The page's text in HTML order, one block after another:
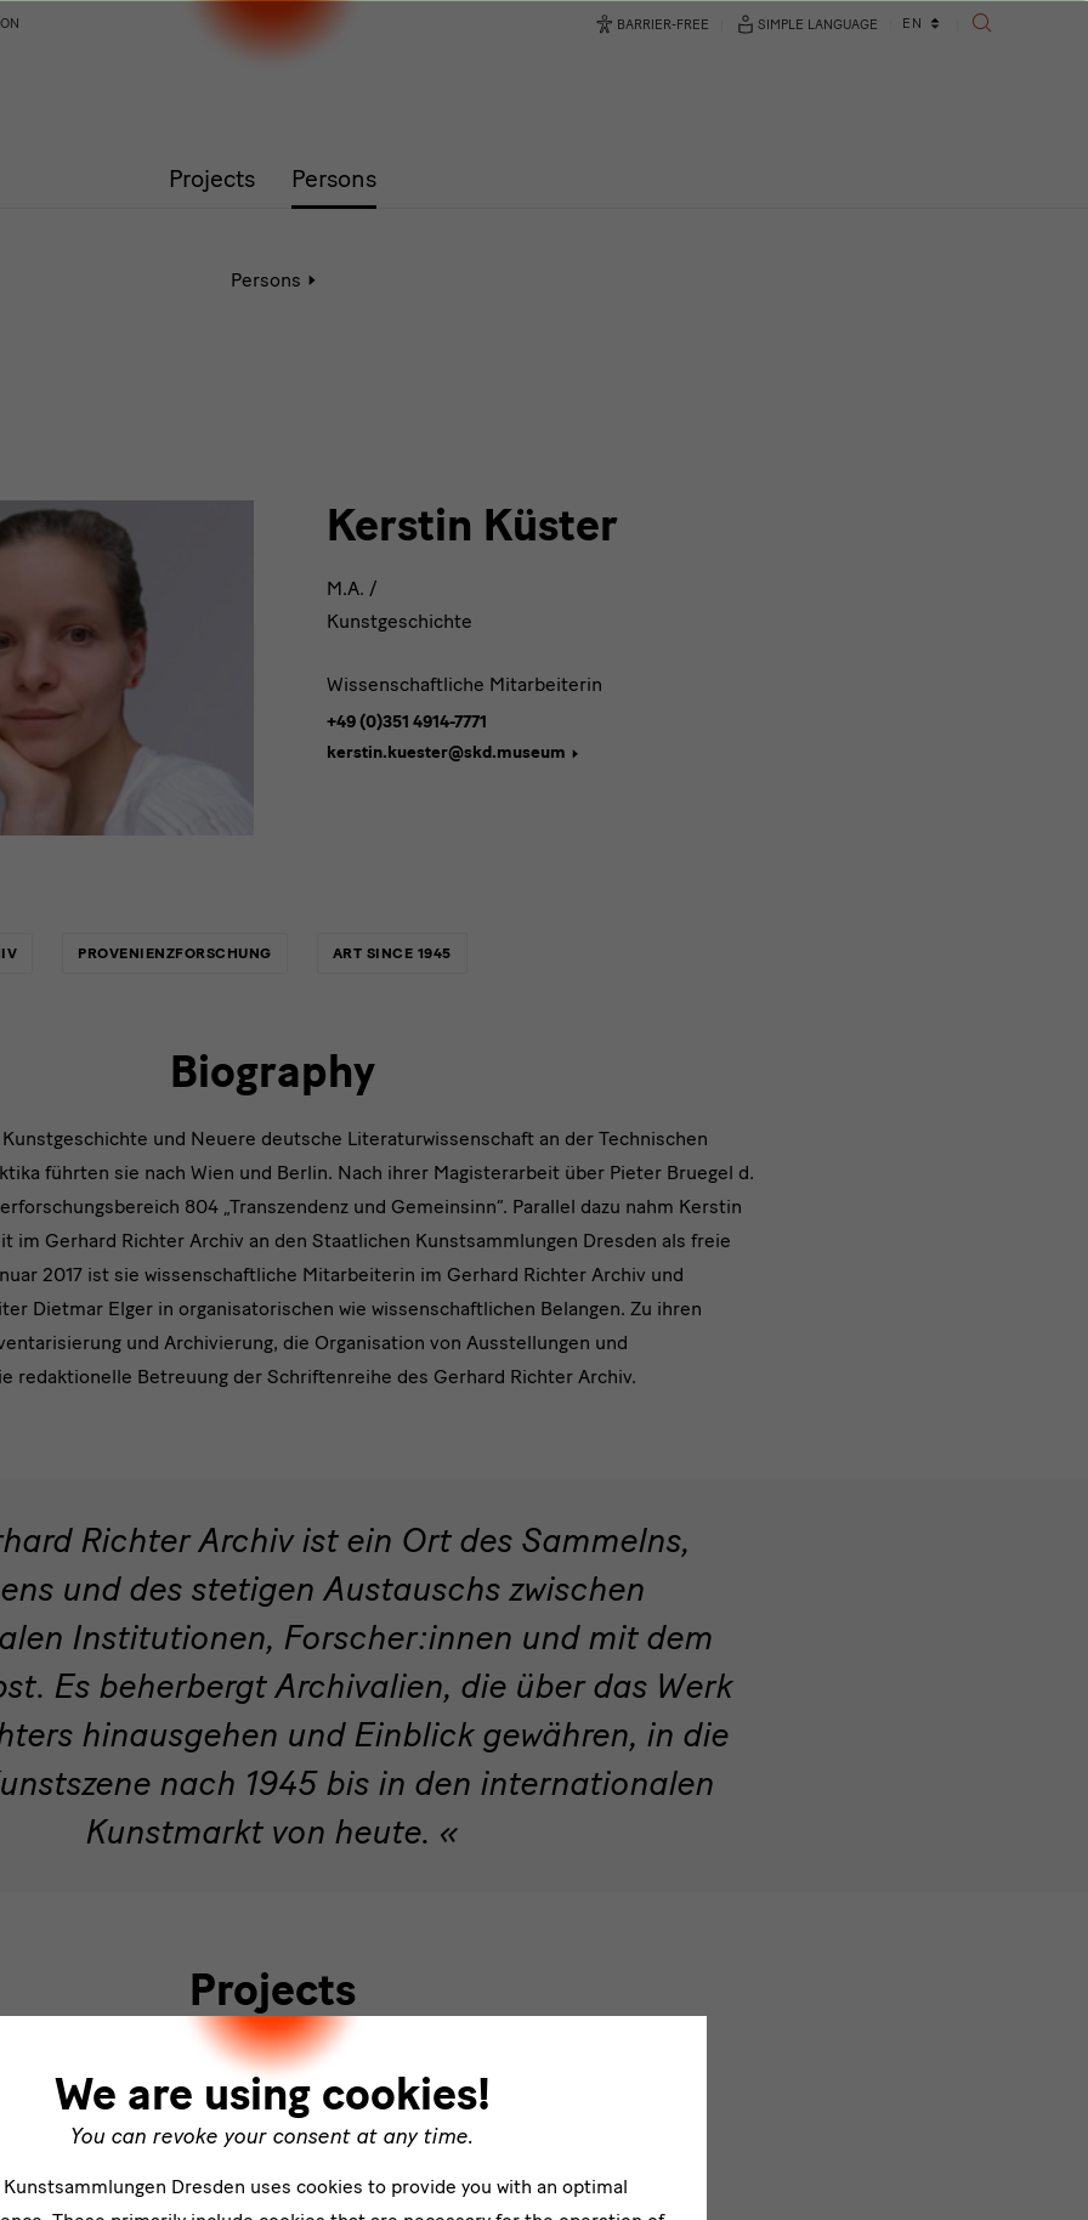
Projects Persons
BARRIER-FREE SIMPLE LANGUAGE
Language
EN
SEARCH
Persons
Kerstin Küster
M.A. /
Kunstgeschichte
Wissenschaftliche Mitarbeiterin
+49 (0)351 4914-7771
kerstin.kuester@skd.museum
PROVENIENZFORSCHUNG ART SINCE 1945
Biography
und Neuere deutsche Literaturwissenschaft an der Technischen
führten sie nach Wien und Berlin. Nach ihrer Magisterarbeit über Pieter Bruegel d.
804 „Transzendenz und Gemeinsinn“. Parallel dazu nahm Kerstin
im Gerhard Richter Archiv an den Staatlichen Kunstsammlungen Dresden als freie
2017 ist sie wissenschaftliche Mitarbeiterin im Gerhard Richter Archiv und
Dietmar Elger in organisatorischen wie wissenschaftlichen Belangen. Zu ihren
und Archivierung, die Organisation von Ausstellungen und
redaktionelle Betreuung der Schriftenreihe des Gerhard Richter Archiv.
Richter Archiv ist ein Ort des Sammelns,
und des stetigen Austauschs zwischen
Institutionen, Forscher:innen und mit dem
Es beherbergt Archivalien, die über das Werk
hinausgehen und Einblick gewähren, in die
nach 1945 bis in den internationalen
Kunstmarkt von heute.
Projects
Catalogue
We are using cookies!
You can revoke your consent at any time.
Dresden uses cookies to provide you with an optimal